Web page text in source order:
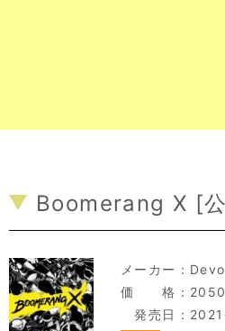
Boomerang X [
メーカー：
価 格：2050
発売日：